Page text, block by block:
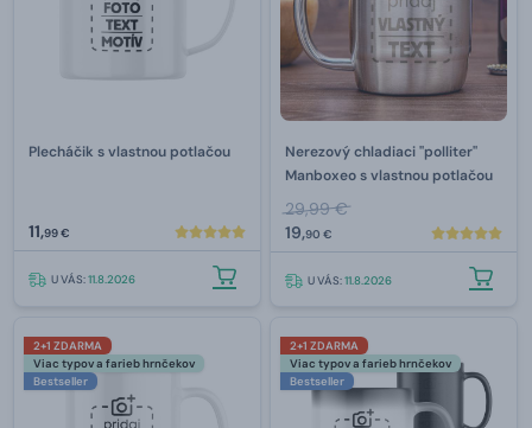
Plecháčik s vlastnou potlačou
11,99 €
U VÁS:11.8.2026
Nerezový chladiaci "polliter"
Manboxeo s vlastnou potlačou
29,99 €
19,90 €
U VÁS:11.8.2026
2+1 ZDARMA
Viac typov a farieb hrnčekov
Bestseller
2+1 ZDARMA
Viac typov a farieb hrnčekov
Bestseller